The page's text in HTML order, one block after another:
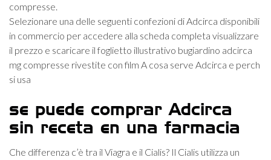
compresse.
Selezionare una delle seguenti confezioni di Adcirca disponibili
in commercio per accedere alla scheda completa visualizzare
il prezzo e scaricare il foglietto illustrativo bugiardino adcirca
mg compresse rivestite con film A cosa serve Adcirca e perch
si usa
se puede comprar Adcirca
sin receta en una farmacia
Che differenza c’è tra il Viagra e il Cialis? Il Cialis utilizza un